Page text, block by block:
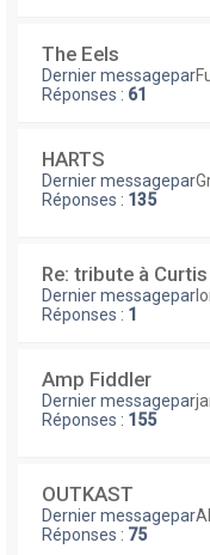
The Eels
Dernier messagepar
Réponses : 61
HARTS
Dernier messagepar
Réponses : 135
Re: tribute à
Dernier messagepar
Réponses : 1
Amp Fiddler
Dernier messagepar
Réponses : 155
OUTKAST
Dernier messagepar
Réponses : 75